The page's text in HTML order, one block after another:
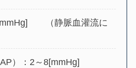
（静脈血灌流に
）：2～8[mmHg]